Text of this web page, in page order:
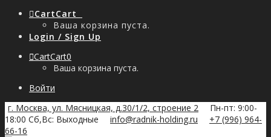
CartCart
Ваша корзина пуста.
Login / Sign Up
CartCart0
Ваша корзина пуста.
Войти
г. Москва, ул. Мясницкая, д.30/1/2, строение 2
Пн-пт: 9:00-
18:00 Сб,Вс: Выходные
info@radnik-holding.ru
+7 (996) 964-
66-16